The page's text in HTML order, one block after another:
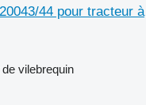
44 pour tracteur à
vilebrequin